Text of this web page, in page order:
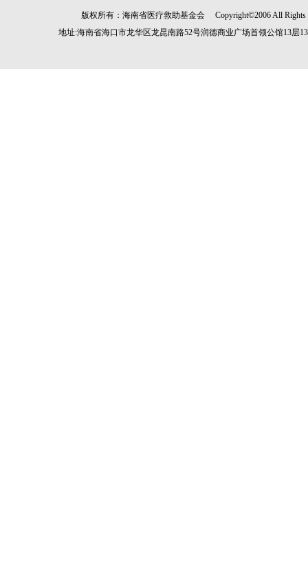
版权所有：海南省医疗救助基金会 Copyright©2006 All
地址:海南省海口市龙华区龙昆南路52号润德商业广场首领公馆13层